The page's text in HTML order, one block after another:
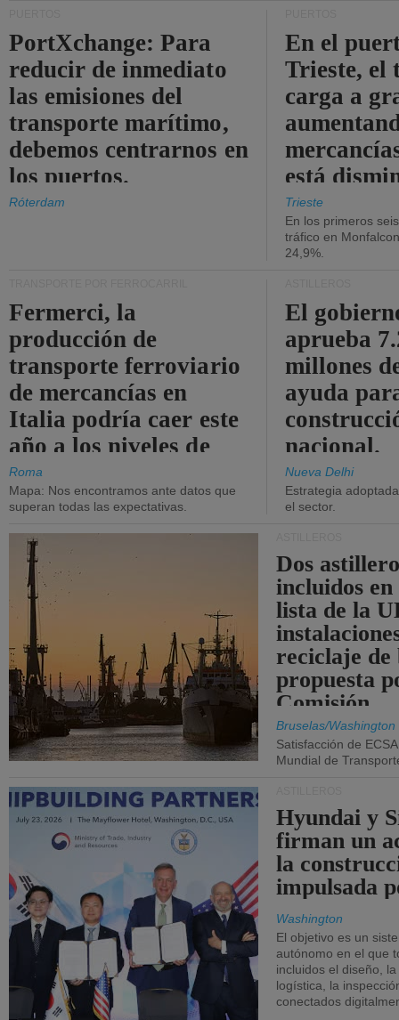
PortXchange: Para
reducir de inmediato
las emisiones del
transporte marítimo,
debemos centrarnos en
los puertos.
Róterdam
En el
Trieste, el
carga a
está
Trieste
En los primeros
tráfico en
24,9%.
Fermerci, la
producción de
transporte ferroviario
de mercancías en
Italia podría caer este
año a los niveles de
2015.
Roma
Mapa: Nos encontramos ante datos que
superan todas las expectativas.
El
aprueba
millones
ayuda
nacional.
Nueva Delhi
Estrategia
el sector.
Dos
incluidos
lista de la
reciclaje de
propuesta
Comisión.
Bruselas/Washington
Satisfacción de
Mundial de
Hyundai y
firman un
la
impulsada
Washington
El objetivo es un
autónomo en el que
incluidos el diseño,
logística, la
conectados